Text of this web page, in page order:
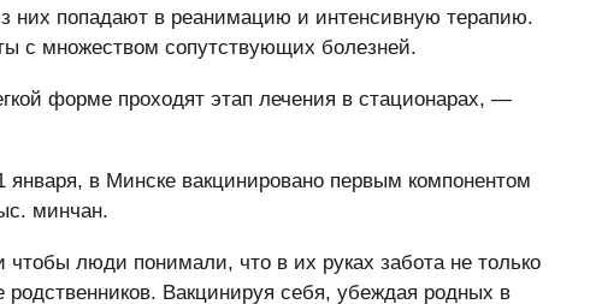
них попадают в реанимацию и интенсивную терапию.
с множеством сопутствующих болезней.
форме проходят этап лечения в стационарах, —
в Минске вакцинировано первым компонентом
минчан.
люди понимали, что в их руках забота не только
родственников. Вакцинируя себя, убеждая родных в